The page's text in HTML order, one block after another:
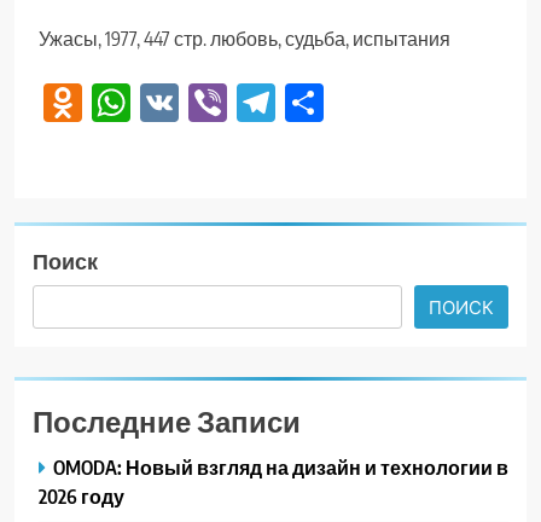
Ужасы, 1977, 447 стр. любовь, судьба, испытания
Odnoklassniki
WhatsApp
VK ViberTelegram
Поиск
ПОИСК
Последние Записи
OMODA: Новый взгляд на дизайн и технологии в
2026 году